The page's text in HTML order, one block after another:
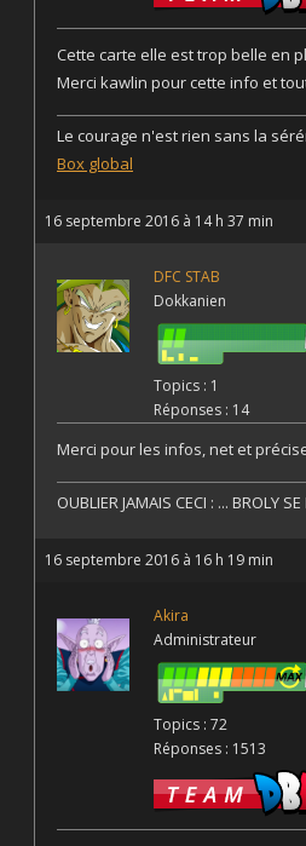
Cette carte elle est trop belle en
Merci kawlin pour cette info et
Le courage n'est rien sans la
Box global
16 septembre 2016 à 14 h 37 min
DFC STAB
Dokkanien
Topics : 1
Réponses : 14
Merci pour les infos, net et
OUBLIER JAMAIS CECI : ... BROLY SE
16 septembre 2016 à 16 h 19 min
Akira
Administrateur
Topics : 72
Réponses : 1513